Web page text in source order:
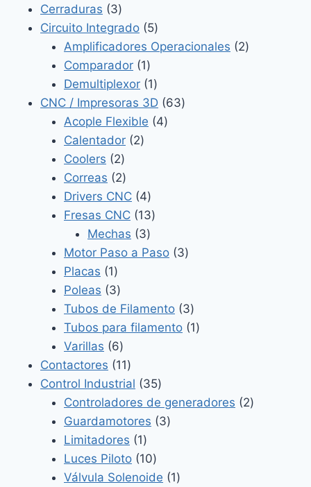
Cerraduras 33
productos
Circuito Integrado 55
productos
Amplificadores Operacionales 22
Comparador 11
producto
Demultiplexor 11
producto
CNC / Impresoras 3D 6363
Acople Flexible 44
Calentador 22
Coolers 22
productos
Correas 22
productos
Drivers CNC 44
productos
Fresas CNC 1313
Mechas 33
productos
Motor Paso a Paso 33
Placas 11
producto
Poleas 33
productos
Tubos de Filamento 33
productos
Tubos para filamento 11
Varillas 66
productos
Contactores 1111
productos
Control Industrial 3535
productos
Controladores de generadores 22
Guardamotores 33
Limitadores 11
producto
Luces Piloto 1010
productos
Válvula Solenoide 11